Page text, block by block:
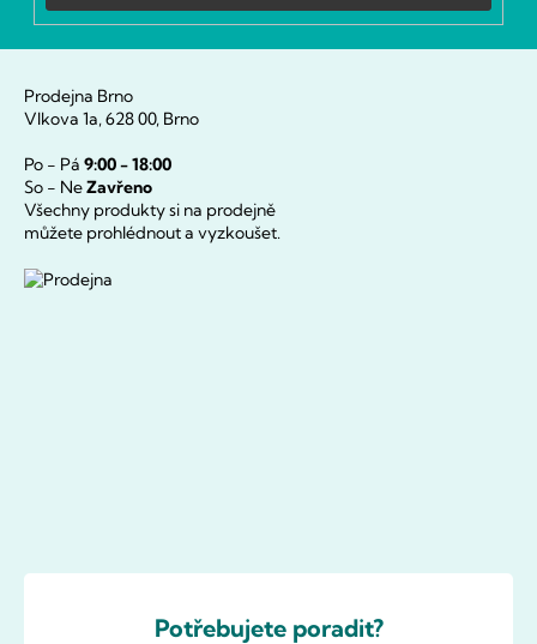
Prodejna Brno
Vlkova 1a, 628 00, Brno
Po - Pá 9:00 - 18:00
So - NeZavřeno
Všechny produkty si na prodejně
můžete prohlédnout a vyzkoušet.
Potřebujete poradit?